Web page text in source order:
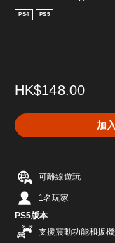
PS4 PS5
HK$148.00
加
可離線遊玩
1名玩家
PS5版本
支援震動功能和扳